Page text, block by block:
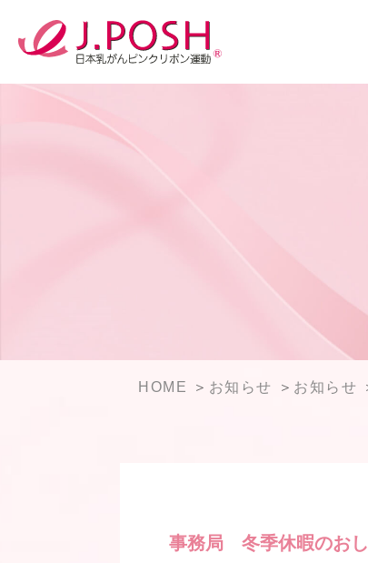
HOME お知らせ お知らせ
事務局 冬季休暇のお